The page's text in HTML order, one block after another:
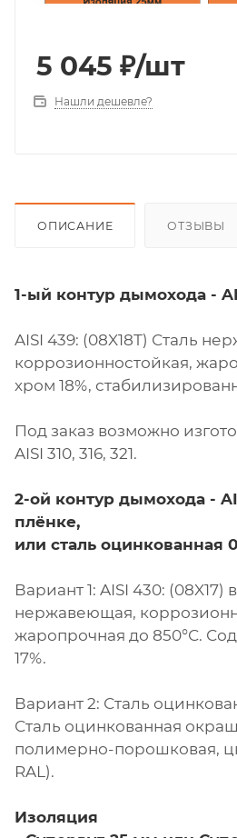
5 045 ₽/шт
Нашли дешевле?
ОПИСАНИЕ ОТЗЫВЫ
1-ый контур дымохода -
AISI 439: (08X18Т) Сталь
коррозионностойкая,
хром 18%,
Под заказ возможно
AISI 310, 316, 321.
2-ой контур дымохода -
плёнке,
или сталь оцинкованная
Вариант 1: AISI 430: (08X17)
нержавеющая,
жаропрочная до 850°С.
17%.
Вариант 2: Сталь
Сталь оцинкованная
полимерно-порошковая,
RAL).
Изоляция